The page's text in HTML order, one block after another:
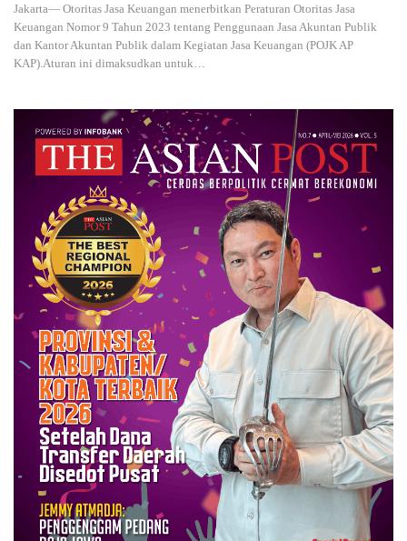
Jakarta— Otoritas Jasa Keuangan menerbitkan Peraturan Otoritas Jasa
Keuangan Nomor 9 Tahun 2023 tentang Penggunaan Jasa Akuntan Publik
dan Kantor Akuntan Publik dalam Kegiatan Jasa Keuangan (POJK AP
KAP).Aturan ini dimaksudkan untuk